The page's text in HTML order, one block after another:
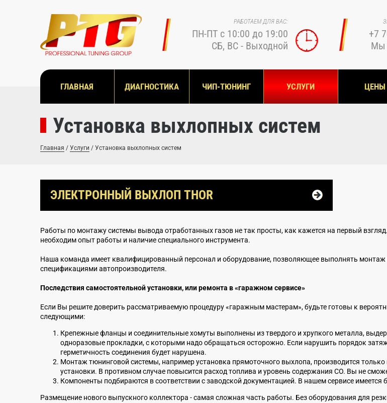
РАБОТАЕМ ДЛЯ ВАС:
ПН-ПТ с 10:00 до 19:00
СБ, ВС - Выходной
+7
Мы
ГЛАВНАЯ ДИАГНОСТИКА ЧИП-ТЮНИНГ УСЛУГИ ЦЕНЫ
Установка выхлопных систем
Главная / Услуги / Установка выхлопных систем
ЭЛЕКТРОННЫЙ ВЫХЛОП THOR
Работы по монтажу системы вывода отработанных газов не так просты, как кажется на первый
необходим опыт работы и наличие специального инструмента.
Наша команда имеет квалифицированный персонал и оборудование, позволяющее выполнять монтаж
спецификациями автопроизводителя.
Последствия самостоятельной установки, или ремонта в «гаражном сервисе»
Если Вы решите доверить рассматриваемую процедуру «гаражным мастерам», будьте готовы к
следующими:
Крепежные фланцы и соединительные хомуты выполнены из твердого и хрупкого металла,
одноразовые прокладки, с которыми надо обращаться осторожно. Если нарушить порядок
герметичность соединения будет нарушена.
Монтаж тюнинговой системы, например установка прямоточного выхлопа, производится
установки. В противном случае повысится расход топлива и уровень содержания СО. Вы не
Компоненты подбираются в соответствии с заводской документацией. В нашем сервисе
Размещение нового выпускного коллектора - самая сложная часть работы. Без оборудования для